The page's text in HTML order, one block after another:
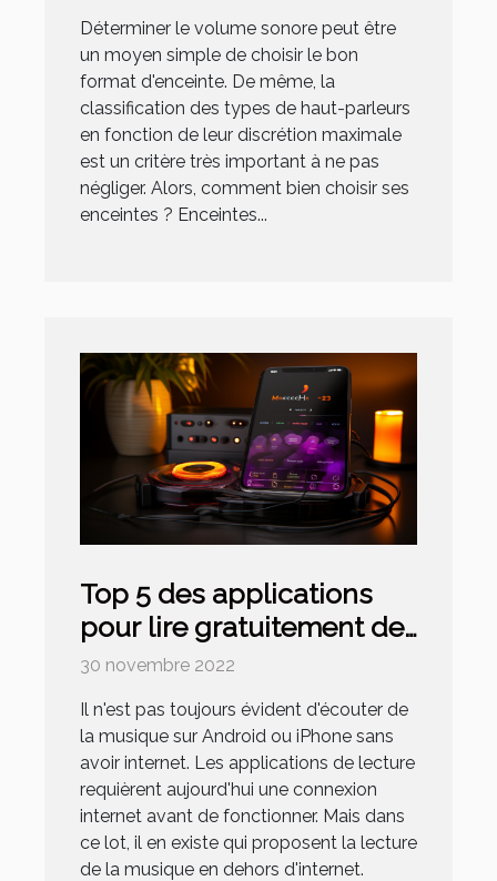
Déterminer le volume sonore peut être
un moyen simple de choisir le bon
format d'enceinte. De même, la
classification des types de haut-parleurs
en fonction de leur discrétion maximale
est un critère très important à ne pas
négliger. Alors, comment bien choisir ses
enceintes ? Enceintes...
Top 5 des applications
pour lire gratuitement de
la musique sur iPhone et
30 novembre 2022
Il n'est pas toujours évident d'écouter de
la musique sur Android ou iPhone sans
avoir internet. Les applications de lecture
requièrent aujourd'hui une connexion
internet avant de fonctionner. Mais dans
ce lot, il en existe qui proposent la lecture
de la musique en dehors d'internet.